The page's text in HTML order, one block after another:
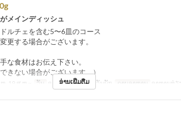
メインディッシュ
ルチェを含む5〜6皿のコース
更する場合がございます。
な食材はお伝え下さい。
きない場合がございます。）
, 19 ສ.ຫ ~ ວັນ ອ, ພ, ພຫ, ສູ, ສ, ອາ, ວັນພັກ ຄາບອາຫານ ອາຫານທ່ຽງ
ອ່ານເພີ່ມຕື່ມ